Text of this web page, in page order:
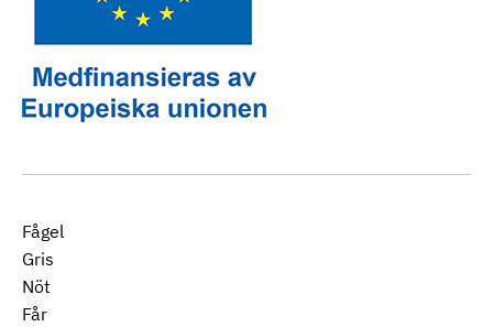
Fågel
Gris
Nöt
Får